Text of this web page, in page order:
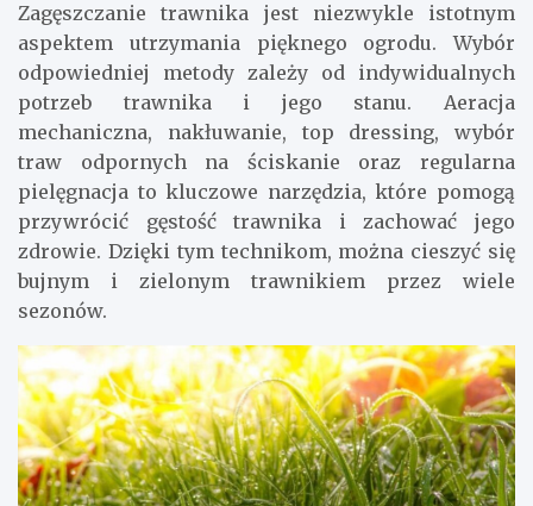
Zagęszczanie trawnika jest niezwykle istotnym
aspektem utrzymania pięknego ogrodu. Wybór
odpowiedniej metody zależy od indywidualnych
potrzeb trawnika i jego stanu. Aeracja
mechaniczna, nakłuwanie, top dressing, wybór
traw odpornych na ściskanie oraz regularna
pielęgnacja to kluczowe narzędzia, które pomogą
przywrócić gęstość trawnika i zachować jego
zdrowie. Dzięki tym technikom, można cieszyć się
bujnym i zielonym trawnikiem przez wiele
sezonów.